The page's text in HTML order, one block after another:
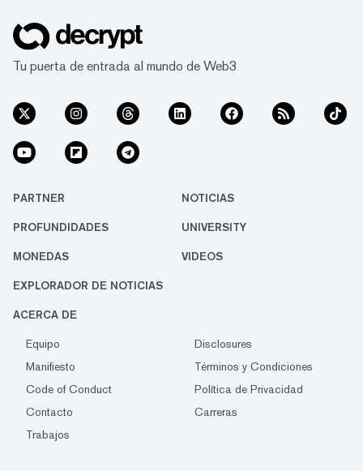
Tu puerta de entrada al mundo de Web3
PARTNER NOTICIAS
PROFUNDIDADES UNIVERSITY
MONEDAS VIDEOS
EXPLORADOR DE NOTICIAS
ACERCA DE
Equipo
Disclosures
Manifiesto
Términos y Condiciones
Code of Conduct
Política de Privacidad
Contacto
Carreras
Trabajos